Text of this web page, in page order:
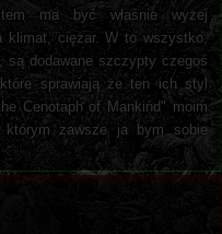
ma być właśnie wyżej
klimat, ciężar. W to wszystko,
są dodawane szczypty czegoś
sprawiają że ten ich styl
Cenotaph of Mankind" moim
którym zawsze ja bym sobie